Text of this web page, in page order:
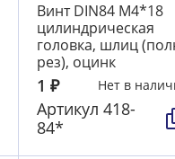
Винт DIN84 М4*18
цилиндрическая
головка, шлиц
рез), оцинк
1 ₽ Нет в
Артикул 418-
84*